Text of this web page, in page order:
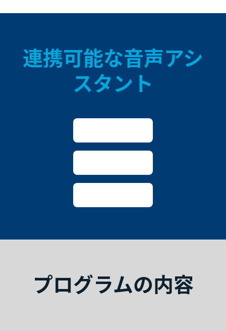
連携可能な音声アシ
スタント
プログラムの内容